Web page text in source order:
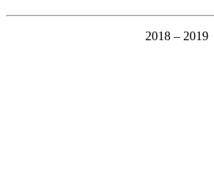
2018 – 2019